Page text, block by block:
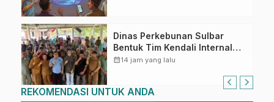
Dinas Perkebunan Sulbar
Bentuk Tim Kendali Internal
ICS untuk Dukung Sertifikasi
calendar_month14 jam yang lalu
REKOMENDASI UNTUK ANDA